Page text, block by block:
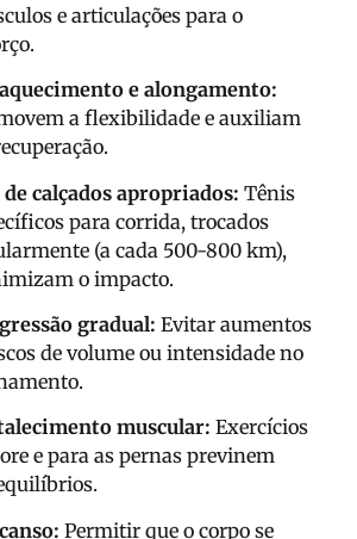
e articulações para o
e alongamento:
a flexibilidade e auxiliam
de calçados apropriados: Tênis
para corrida, trocados
(a cada 500-800 km),
o impacto.
gradual: Evitar aumentos
de volume ou intensidade no
muscular: Exercícios
e para as pernas previnem
Permitir que o corpo se